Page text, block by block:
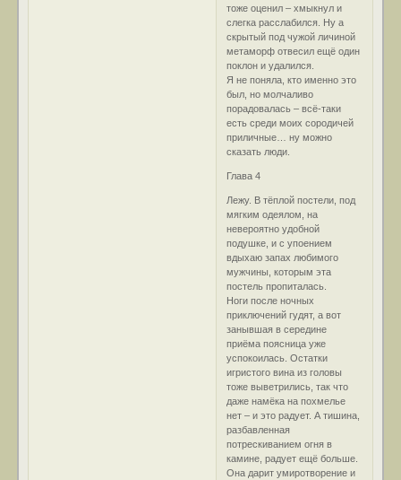
тоже оценил – хмыкнул и
слегка расслабился. Ну а
скрытый под чужой личиной
метаморф отвесил ещё один
поклон и удалился.
Я не поняла, кто именно это
был, но молчаливо
порадовалась – всё-таки
есть среди моих сородичей
приличные… ну можно
сказать люди.
Глава 4
Лежу. В тёплой постели, под
мягким одеялом, на
невероятно удобной
подушке, и с упоением
вдыхаю запах любимого
мужчины, которым эта
постель пропиталась.
Ноги после ночных
приключений гудят, а вот
занывшая в середине
приёма поясница уже
успокоилась. Остатки
игристого вина из головы
тоже выветрились, так что
даже намёка на похмелье
нет – и это радует. А тишина,
разбавленная
потрескиванием огня в
камине, радует ещё больше.
Она дарит умиротворение и